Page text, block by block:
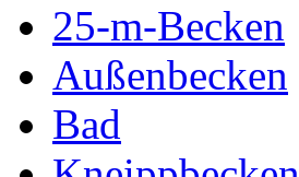
25-m-Becken
Außenbecken
Bad